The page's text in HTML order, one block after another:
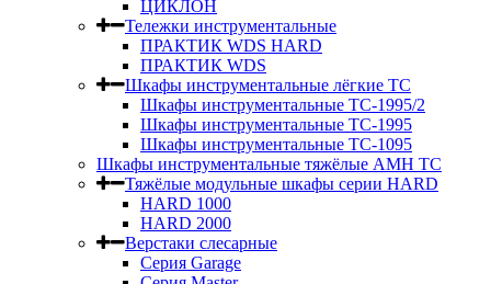
ЦИКЛОН
Тележки инструментальные
ПРАКТИК WDS HARD
ПРАКТИК WDS
Шкафы инструментальные лёгкие ТС
Шкафы инструментальные ТС-1995/2
Шкафы инструментальные TC-1995
Шкафы инструментальные TC-1095
Шкафы инструментальные тяжёлые AMH TC
Тяжёлые модульные шкафы серии HARD
HARD 1000
HARD 2000
Верстаки слесарные
Серия Garage